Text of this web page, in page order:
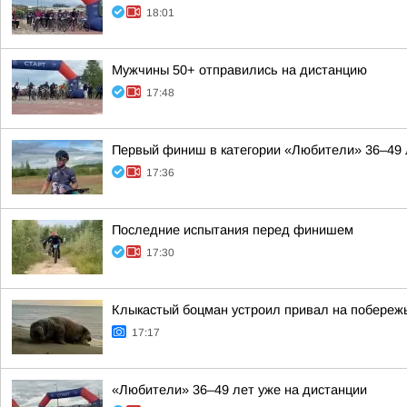
18:01
Мужчины 50+ отправились на дистанцию
17:48
Первый финиш в категории «Любители» 36–49
17:36
Последние испытания перед финишем
17:30
Клыкастый боцман устроил привал на
17:17
«Любители» 36–49 лет уже на дистанции